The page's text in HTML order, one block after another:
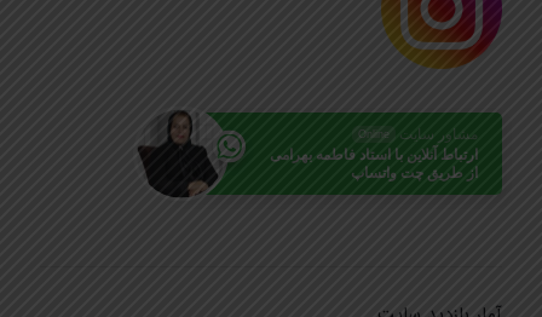
مشاور سایت Online
ارتباط آنلاین با استاد فاطمه بهرامی
از طریق چت واتساپ